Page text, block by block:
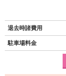
退去時諸費用
駐車場料金